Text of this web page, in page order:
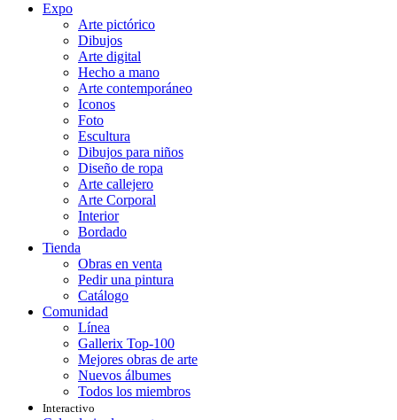
Expo
Arte pictórico
Dibujos
Arte digital
Hecho a mano
Arte contemporáneo
Iconos
Foto
Escultura
Dibujos para niños
Diseño de ropa
Arte callejero
Arte Corporal
Interior
Bordado
Tienda
Obras en venta
Pedir una pintura
Catálogo
Comunidad
Línea
Gallerix Top-100
Mejores obras de arte
Nuevos álbumes
Todos los miembros
Interactivo